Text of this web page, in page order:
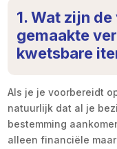
1. Wat zijn
gemaakte
kwetsbare
Als je je voorbereidt
natuurlijk dat al je
bestemming
alleen financiële